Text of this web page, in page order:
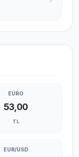
EURO
53,00
TL
EUR/USD